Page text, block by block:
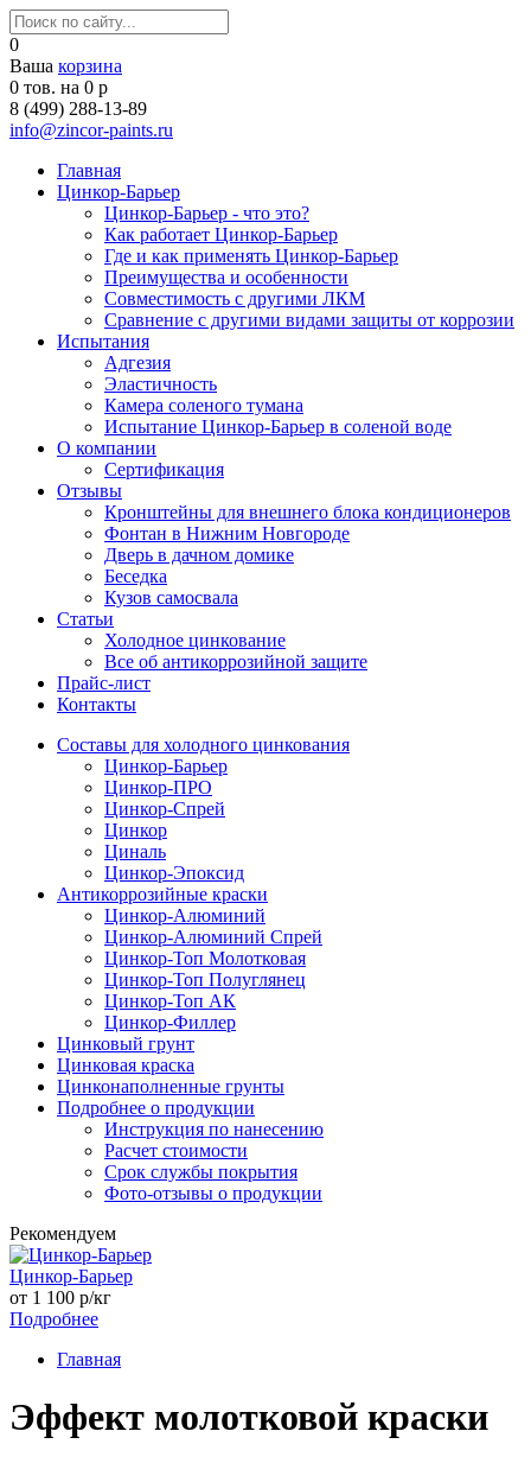
0
Ваша корзина
0 тов. на 0 р
8 (499) 288-13-89
info@zincor-paints.ru
Главная
Цинкор-Барьер
Цинкор-Барьер - что это?
Как работает Цинкор-Барьер
Где и как применять Цинкор-Барьер
Преимущества и особенности
Совместимость с другими ЛКМ
Сравнение с другими видами защиты от коррозии
Испытания
Адгезия
Эластичность
Камера соленого тумана
Испытание Цинкор-Барьер в соленой воде
О компании
Сертификация
Отзывы
Кронштейны для внешнего блока кондиционеров
Фонтан в Нижним Новгороде
Дверь в дачном домике
Беседка
Кузов самосвала
Статьи
Холодное цинкование
Все об антикоррозийной защите
Прайс-лист
Контакты
Составы для холодного цинкования
Цинкор-Барьер
Цинкор-ПРО
Цинкор-Спрей
Цинкор
Циналь
Цинкор-Эпоксид
Антикоррозийные краски
Цинкор-Алюминий
Цинкор-Алюминий Спрей
Цинкор-Топ Молотковая
Цинкор-Топ Полуглянец
Цинкор-Топ АК
Цинкор-Филлер
Цинковый грунт
Цинковая краска
Цинконаполненные грунты
Подробнее о продукции
Инструкция по нанесению
Расчет стоимости
Срок службы покрытия
Фото-отзывы о продукции
Рекомендуем
Цинкор-Барьер
от 1 100 р/кг
Подробнее
Главная
Эффект молотковой краски